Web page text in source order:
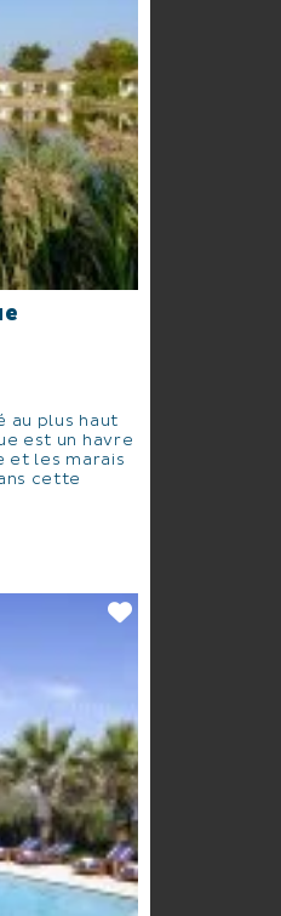
au plus haut
est un havre
et les marais
cette